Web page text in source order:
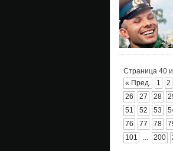
Страница 40
« Пред.
1 2
26
27 28
51
52 53
76
77 78
101
... 200